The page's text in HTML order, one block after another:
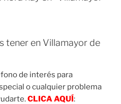
tener en Villamayor de
de interés para
o cualquier problema
CLICA AQUÍ: